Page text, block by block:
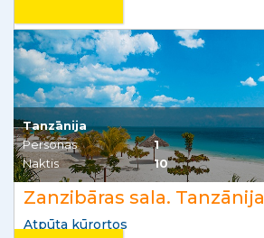
Tanzānija
Personas
1
Naktis
10
Zanzibāras sala. Tanzānija
Atpūta kūrortos